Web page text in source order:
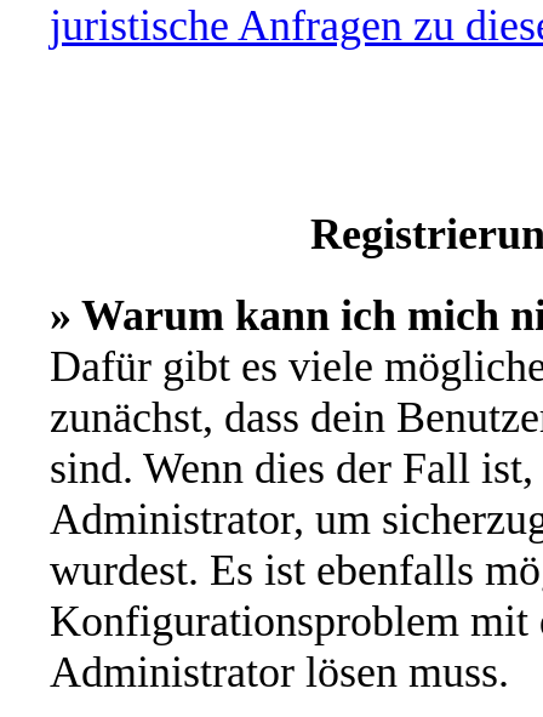
juristische Anfragen zu
» Warum kann ich mich
Dafür gibt es viele
zunächst, dass dein
sind. Wenn dies der Fall
Administrator, um
wurdest. Es ist ebenfalls
Konfigurationsproblem mit
Administrator lösen muss.